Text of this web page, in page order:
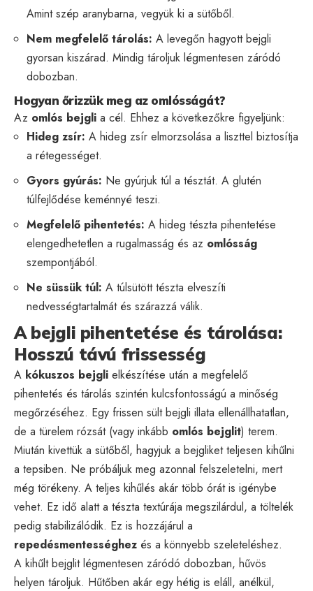
Amint szép aranybarna, vegyük ki a sütőből.
Nem megfelelő tárolás: A levegőn hagyott bejgli
gyorsan kiszárad. Mindig tároljuk légmentesen záródó
dobozban.
Hogyan őrizzük meg az omlósságát?
Az omlós bejgli a cél. Ehhez a következőkre figyeljünk:
Hideg zsír: A hideg zsír elmorzsolása a liszttel biztosítja
a rétegességet.
Gyors gyúrás: Ne gyúrjuk túl a tésztát. A glutén
túlfejlődése keménnyé teszi.
Megfelelő pihentetés: A hideg tészta pihentetése
elengedhetetlen a rugalmasság és az omlósság
szempontjából.
Ne süssük túl: A túlsütött tészta elveszíti
nedvességtartalmát és szárazzá válik.
A bejgli pihentetése és tárolása:
Hosszú távú frissesség
A kókuszos bejgli elkészítése után a megfelelő
pihentetés és tárolás szintén kulcsfontosságú a minőség
megőrzéséhez. Egy frissen sült bejgli illata ellenállhatatlan,
de a türelem rózsát (vagy inkább omlós bejglit) terem.
Miután kivettük a sütőből, hagyjuk a bejgliket teljesen kihűlni
a tepsiben. Ne próbáljuk meg azonnal felszeletelni, mert
még törékeny. A teljes kihűlés akár több órát is igénybe
vehet. Ez idő alatt a tészta textúrája megszilárdul, a töltelék
pedig stabilizálódik. Ez is hozzájárul a
repedésmentességhez és a könnyebb szeleteléshez.
A kihűlt bejglit légmentesen záródó dobozban, hűvös
helyen tároljuk. Hűtőben akár egy hétig is eláll, anélkül,